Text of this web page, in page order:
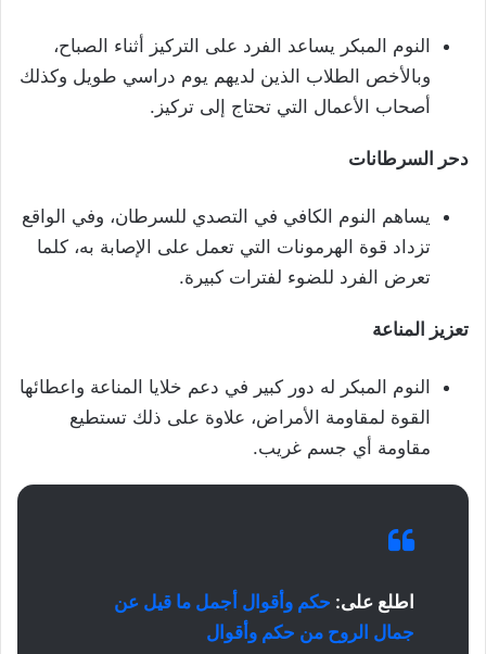
النوم المبكر يساعد الفرد على التركيز أثناء الصباح،
وبالأخص الطلاب الذين لديهم يوم دراسي طويل وكذلك
أصحاب الأعمال التي تحتاج إلى تركيز.
دحر السرطانات
يساهم النوم الكافي في التصدي للسرطان، وفي الواقع
تزداد قوة الهرمونات التي تعمل على الإصابة به، كلما
تعرض الفرد للضوء لفترات كبيرة.
تعزيز المناعة
النوم المبكر له دور كبير في دعم خلايا المناعة واعطائها
القوة لمقاومة الأمراض، علاوة على ذلك تستطيع
مقاومة أي جسم غريب.
اطلع على: حكم وأقوال أجمل ما قيل عن
جمال الروح من حكم وأقوال